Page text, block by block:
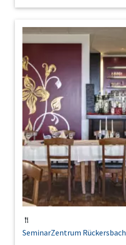
SeminarZentrum Rückersbach